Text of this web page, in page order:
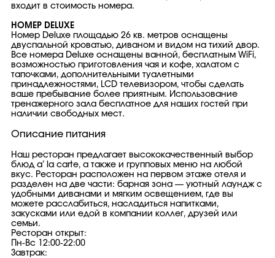
входит в стоимость номера.
НОМЕР DELUXE
Номер Deluxe площадью 26 кв. метров оснащены
двуспальной кроватью, диваном и видом на тихий двор.
Все номера Deluxe оснащены ванной, бесплатным WiFi,
возможностью приготовления чая и кофе, халатом с
тапочками, дополнительными туалетными
принадлежностями, LCD телевизором, чтобы сделать
ваше пребывание более приятным. Использование
тренажерного зала бесплатное для наших гостей при
наличии свободных мест.
Описание питания
Наш ресторан предлагает высококачественный выбор
блюд a’ la carte, а также и групповых меню на любой
вкус. Ресторан расположен на первом этаже отеля и
разделен на две части: барная зона — уютный лаундж с
удобными диванами и мягким освещением, где вы
можете расслабиться, насладиться напитками,
закусками или едой в компании коллег, друзей или
семьи.
Ресторан открыт:
Пн-Вс 12:00-22:00
Завтрак: